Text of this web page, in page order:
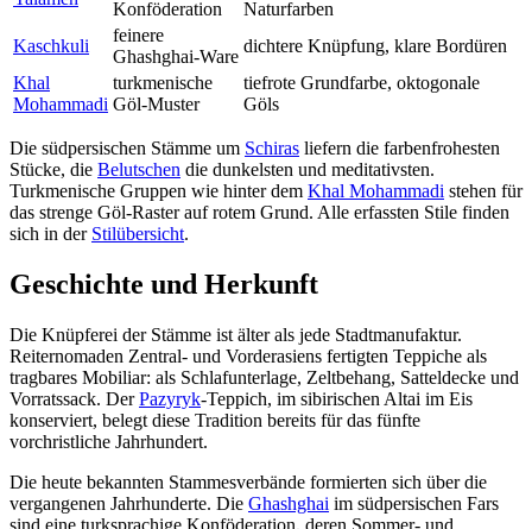
Konföderation
Naturfarben
Kaschkuli
feinere
Ghashghai-Ware
dichtere Knüpfung, klare Bordüren
Khal
Mohammadi
turkmenische
Göl-Muster
tiefrote Grundfarbe, oktogonale
Göls
Die südpersischen Stämme um Schiras liefern die farbenfrohesten
Stücke, die Belutschen die dunkelsten und meditativsten.
Turkmenische Gruppen wie hinter dem Khal Mohammadi stehen für
das strenge Göl-Raster auf rotem Grund. Alle erfassten Stile finden
sich in der Stilübersicht.
Geschichte und Herkunft
Die Knüpferei der Stämme ist älter als jede Stadtmanufaktur.
Reiternomaden Zentral- und Vorderasiens fertigten Teppiche als
tragbares Mobiliar: als Schlafunterlage, Zeltbehang, Satteldecke und
Vorratssack. DerPazyryk-Teppich, im sibirischen Altai im Eis
konserviert, belegt diese Tradition bereits für das fünfte
vorchristliche Jahrhundert.
Die heute bekannten Stammesverbände formierten sich über die
vergangenen Jahrhunderte. Die Ghashghai im südpersischen Fars